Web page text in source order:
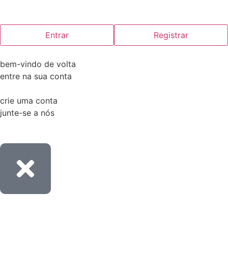
Entrar Registrar
bem-vindo de volta
entre na sua conta
crie uma conta
junte-se a nós